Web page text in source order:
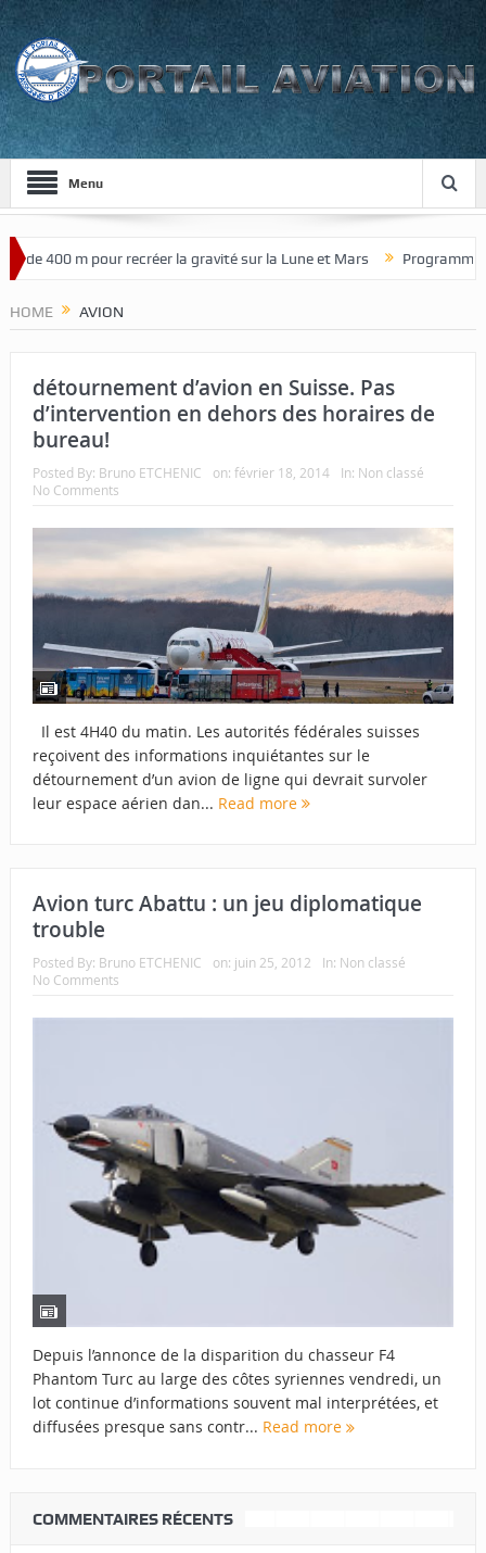
Menu
de 400 m pour recréer la gravité sur la Lune et Mars Programme
HOME AVION
détournement d’avion en Suisse. Pas
d’intervention en dehors des horaires de
bureau!
Posted By: Bruno ETCHENIC on: février 18, 2014 In: Non classé
No Comments
Il est 4H40 du matin. Les autorités fédérales suisses
reçoivent des informations inquiétantes sur le
détournement d’un avion de ligne qui devrait survoler
leur espace aérien dan... Read more
Avion turc Abattu : un jeu diplomatique
trouble
Posted By: Bruno ETCHENIC on: juin 25, 2012 In: Non classé
No Comments
Depuis l’annonce de la disparition du chasseur F4
Phantom Turc au large des côtes syriennes vendredi, un
lot continue d’informations souvent mal interprétées, et
diffusées presque sans contr... Read more
COMMENTAIRES RÉCENTS